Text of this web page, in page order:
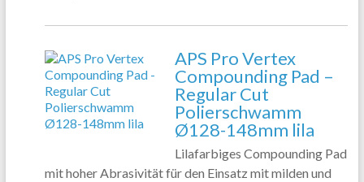
APS Pro Vertex
Compounding Pad –
Regular Cut
Polierschwamm
Ø128-148mm lila
Lilafarbiges Compounding Pad
mit hoher Abrasivität für den Einsatz mit milden und